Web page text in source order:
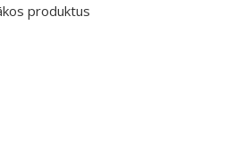
produktus